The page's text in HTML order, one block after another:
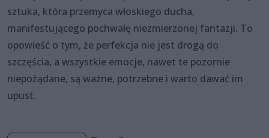
sztuka, która przemyca włoskiego ducha,
manifestującego pochwałę niezmierzonej fantazji. To
opowieść o tym, że perfekcja nie jest drogą do
szczęścia, a wszystkie emocje, nawet te pozornie
niepożądane, są ważne, potrzebne i warto dawać im
upust.